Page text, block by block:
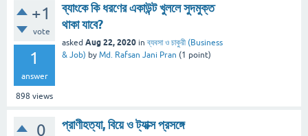
+1
vote
1
answer
898 views
ব্যাংকে কি ধরণের একাউন্ট খুললে সুদমুক্ত
থাকা যাবে?
asked Aug 22, 2020 inব্যবসা ও চাকুরী (Business
& Job) by Md. Rafsan Jani Pran (1 point)
0 প্রাণীহত্যা, বিয়ে ও ট্যাক্স প্রসঙ্গে